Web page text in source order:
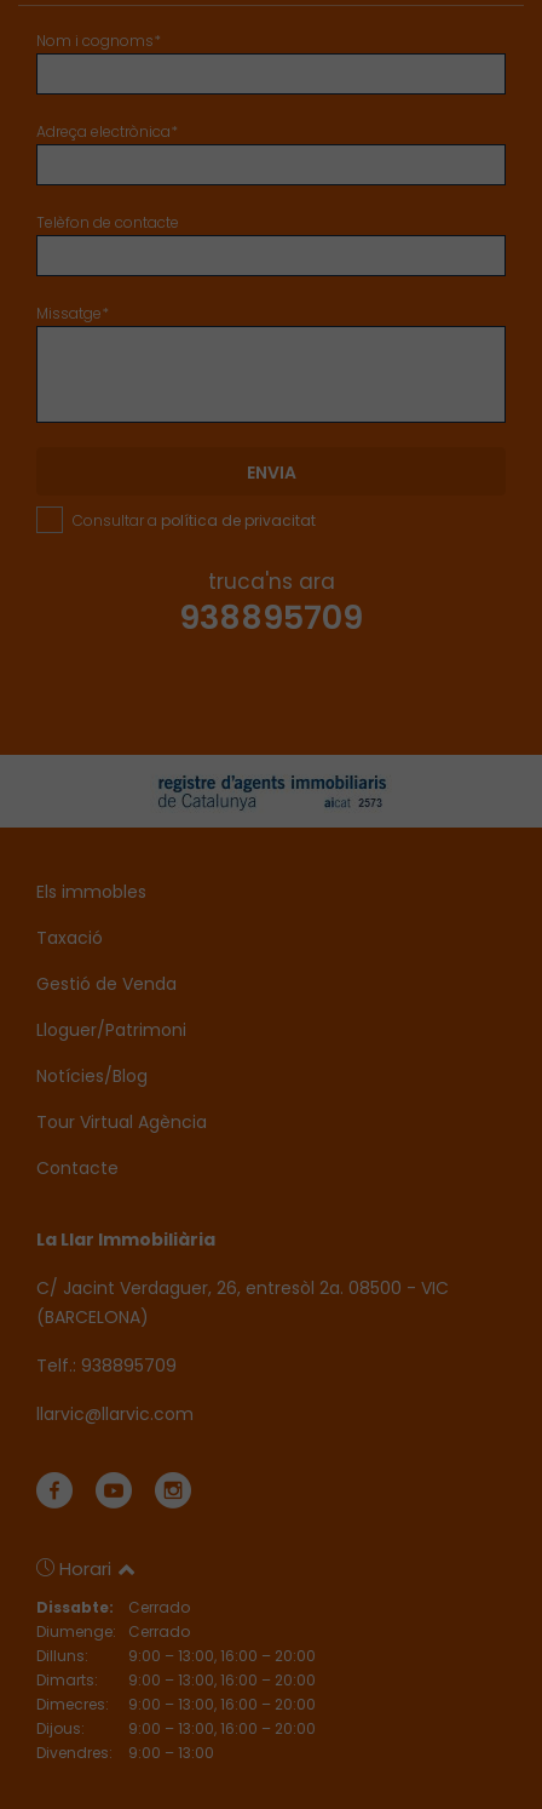
Nom i cognoms*
Adreça electrònica*
Telèfon de contacte
Missatge*
ENVIA
Consultar a política de privacitat
truca'ns ara
938895709
Els immobles
Taxació
Gestió de Venda
Lloguer/Patrimoni
Notícies/Blog
Tour Virtual Agència
Contacte
La Llar Immobiliària
C/ Jacint Verdaguer, 26, entresòl 2a. 08500 - VIC
(BARCELONA)
Telf.: 938895709
llarvic@llarvic.com
Horari
Dissabte:
Cerrado
Diumenge:
Cerrado
Dilluns:
9:00 – 13:00, 16:00 – 20:00
Dimarts:
9:00 – 13:00, 16:00 – 20:00
Dimecres:
9:00 – 13:00, 16:00 – 20:00
Dijous:
9:00 – 13:00, 16:00 – 20:00
Divendres:
9:00 – 13:00